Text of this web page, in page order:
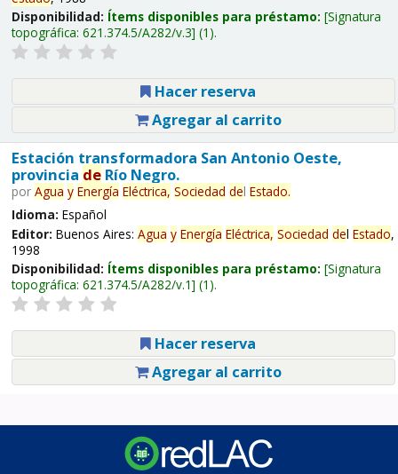
Disponibilidad: Ítems disponibles para préstamo: Signatura
topográfica: 621.374.5/A282/v.3 (1).
Hacer reserva
Agregar al carrito
Estación transformadora San Antonio Oeste,
provincia deRío Negro.
por Agua y Energía Eléctrica, Sociedad del Estado.
Idioma: Español
Editor: Buenos Aires: Agua y Energía Eléctrica, Sociedad del Estado,
1998
Disponibilidad: Ítems disponibles para préstamo: Signatura
topográfica: 621.374.5/A282/v.1 (1).
Hacer reserva
Agregar al carrito